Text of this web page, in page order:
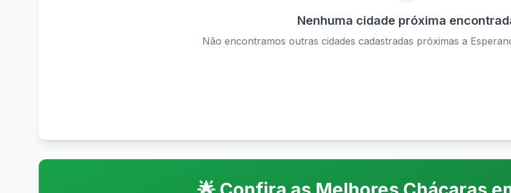
Nenhuma cidade próxima
Não encontramos outras cidades cadastradas próximas a